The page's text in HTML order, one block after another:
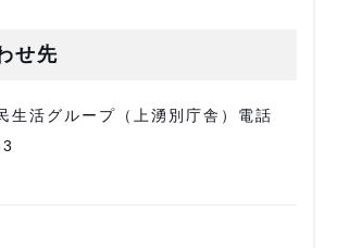
せ先
生活グループ（上湧別庁舎）電話